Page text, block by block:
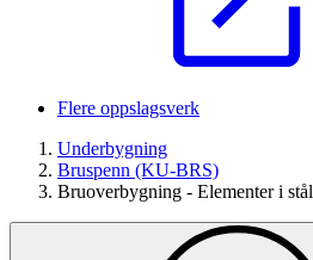
Flere oppslagsverk
Underbygning
Bruspenn (KU-BRS)
Bruoverbygning - Elementer i stål